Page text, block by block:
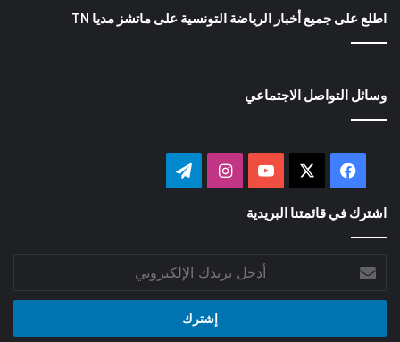
اطلع على جميع أخبار الرياضة التونسية على ماتشز مديا TN
وسائل التواصل الاجتماعي
فيسبوك ‫YouTubeانستقرام
اشترك في قائمتنا البريدية
أدخل
بريدك
الإلكتروني